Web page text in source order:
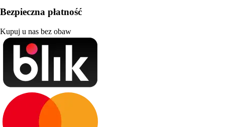
Bezpieczna płatność
Kupuj u nas bez obaw